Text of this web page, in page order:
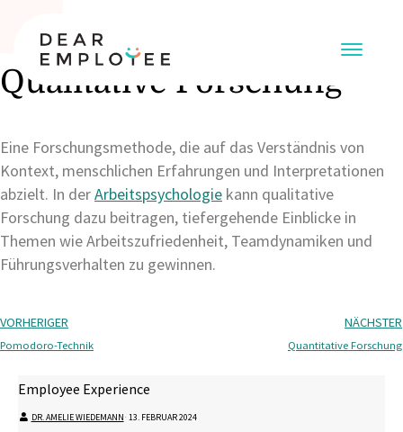
Qualitative Forschung
Eine Forschungsmethode, die auf das Verständnis von
Kontext, menschlichen Erfahrungen und Interpretationen
abzielt. In derArbeitspsychologie kann qualitative
Forschung dazu beitragen, tiefergehende Einblicke in
Themen wie Arbeitszufriedenheit, Teamdynamiken und
Führungsverhalten zu gewinnen.
VORHERIGER
Pomodoro-Technik
NÄCHSTER
Quantitative Forschung
Employee Experience
DR. AMELIE WIEDEMANN⋅ 13. FEBRUAR 2024